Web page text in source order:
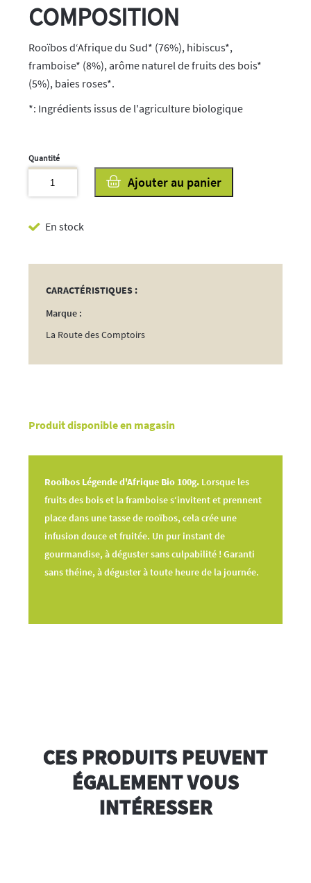
Produit disponible en magasin
Rooibos Légende d'Afrique Bio 100g. Lorsque les
fruits des bois et la framboise s‘invitent et prennent
place dans une tasse de rooïbos, cela crée une
infusion douce et fruitée. Un pur instant de
gourmandise, à déguster sans culpabilité ! Garanti
sans théine, à déguster à toute heure de la journée.
COMPOSITION
Rooïbos d‘Afrique du Sud* (76%), hibiscus*,
framboise* (8%), arôme naturel de fruits des bois*
(5%), baies roses*.
*: Ingrédients issus de l'agriculture biologique
En stock
Légende
Bio
Ajouter au panier
CARACTÉRISTIQUES :
Marque :
La Route des Comptoirs
CES PRODUITS PEUVENT
ÉGALEMENT VOUS
INTÉRESSER